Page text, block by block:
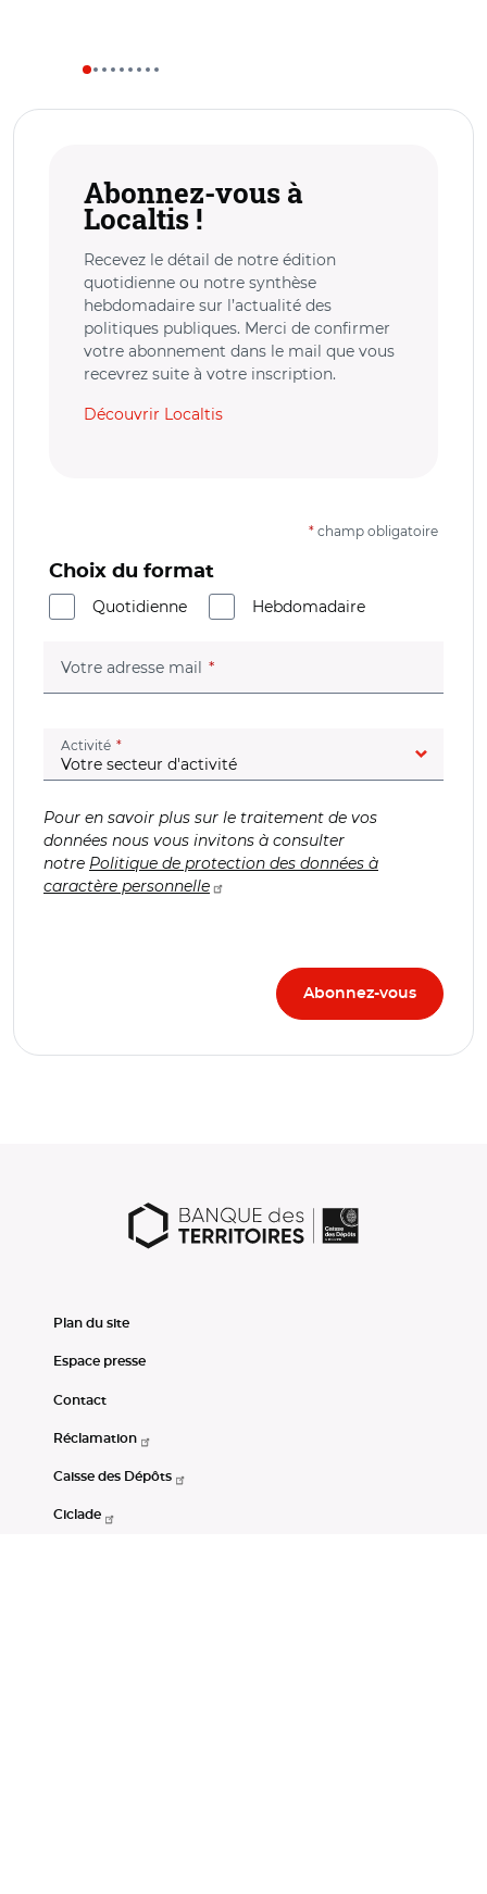
Abonnez-vous à
Localtis !
Recevez le détail de notre édition
quotidienne ou notre synthèse
hebdomadaire sur l’actualité des
politiques publiques. Merci de confirmer
votre abonnement dans le mail que vous
recevrez suite à votre inscription.
Découvrir Localtis
* champ obligatoire
Choix du format
Quotidienne
Hebdomadaire
Votre adresse mail (champ obligatoire)
Activité (champ obligatoire)
Pour en savoir plus sur le traitement de vos
données nous vous invitons à consulter
notre Politique de protection des données à
caractère personnelle
Plan du site
Espace presse
Contact
Réclamation
Caisse des Dépôts
Ciclade